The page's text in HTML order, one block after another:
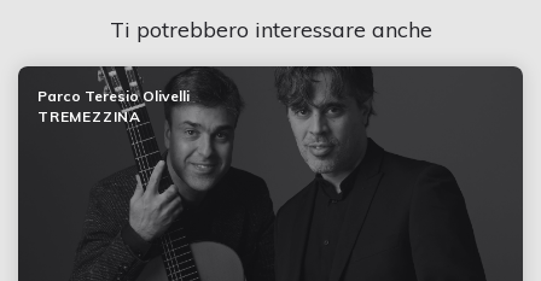
Ti potrebbero interessare anche
Parco Teresio Olivelli
TREMEZZINA